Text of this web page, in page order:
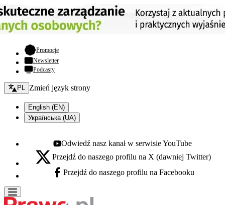
Promocje- otwiera się w nowej karcie
Newsletter
Podcasty
Zmień język - bieżący:
PL Zmień język strony
English (EN)
Українська (UA)
Youtube - otwiera się w nowej karcie
Odwiedź nasz kanał w serwisie YouTube
X - otwiera się w nowej karcie
Przejdź do naszego profilu na X (dawniej Twitter)
Facebook - otwiera się w nowej karcie
Przejdź do naszego profilu na Facebooku